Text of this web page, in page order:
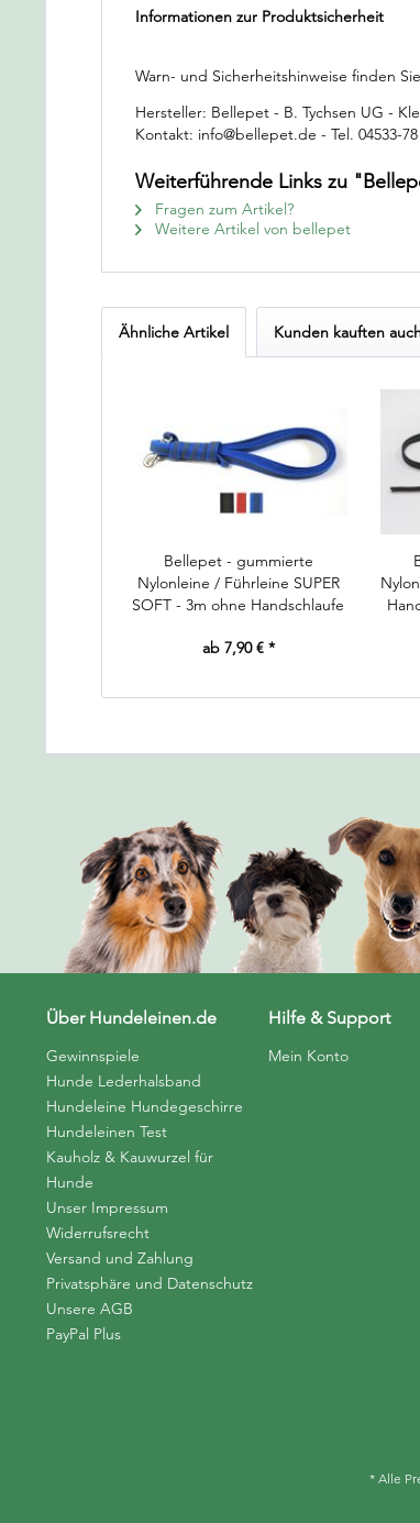
Informationen zur Produktsicherheit
Warn- und Sicherheitshinweise finden
Hersteller: Bellepet - B. Tychsen UG -
Kontakt: info@bellepet.de - Tel. 04533-78
Weiterführende Links zu
Fragen zum Artikel?
Weitere Artikel von bellepet
Ähnliche Artikel Kunden kauften
Bellepet - gummierte
Nylonleine / Führleine SUPER
SOFT - 3m ohne Handschlaufe
ab 7,90 € *
Über Hundeleinen.de
Gewinnspiele
Hunde Lederhalsband
Hundeleine Hundegeschirre
Hundeleinen Test
Kauholz & Kauwurzel für
Hunde
Unser Impressum
Widerrufsrecht
Versand und Zahlung
Privatsphäre und Datenschutz
Unsere AGB
PayPal Plus
Hilfe & Support
Mein Konto
* Alle